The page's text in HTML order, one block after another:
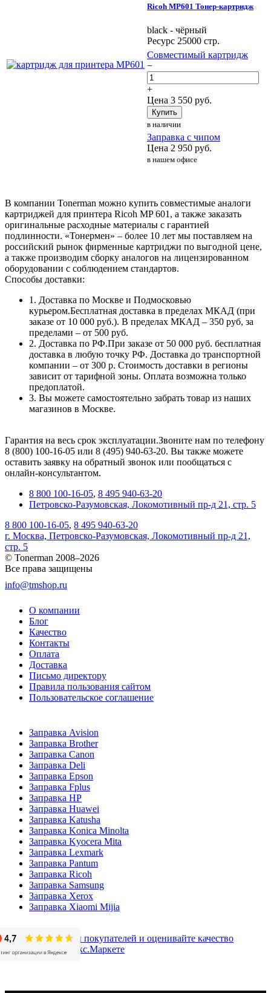
Ricoh MP601 Тонер-картридж
black - чёрный
Ресурс 25000 стр.
Совместимый картридж
−
+
Цена 3 550 руб.
Купить
в наличии
Заправка с чипом
Цена 2 950 руб.
в нашем офисе
В компании Tonerman можно купить совместимые аналоги
картриджей для принтера Ricoh MP 601, а также заказать
оригинальные расходные материалы с гарантией
подлинности. «Тонермен» – более 10 лет мы поставляем на
российский рынок фирменные картриджи по выгодной цене,
а также производим сборку аналогов на лицензированном
оборудовании с соблюдением стандартов.
Способы доставки:
1. Доставка по Москве и Подмосковью
курьером.Бесплатная доставка в пределах МКАД (при
заказе от 10 000 руб.). В пределах МКАД – 350 руб, за
пределами – от 500 руб.
2. Доставка по РФ.При заказе от 50 000 руб. бесплатная
доставка в любую точку РФ. Доставка до транспортной
компании – от 300 р. Стоимость доставки в регионы
зависит от тарифной зоны. Оплата возможна только
предоплатой.
3. Вы можете самостоятельно забрать товар из наших
магазинов в Москве.
Гарантия на весь срок эксплуатации.Звоните нам по телефону
8 (800) 100-16-05 или 8 (495) 940-63-20. Вы также можете
оставить заявку на обратный звонок или пообщаться с
онлайн-консультантом.
8 800 100-16-05, 8 495 940-63-20
Петровско-Разумовская, Локомотивный пр-д 21, стр. 5
8 800 100-16-05, 8 495 940-63-20
г. Москва, Петровско-Разумовская, Локомотивный пр-д 21,
стр. 5
© Tonerman 2008–2026
Все права защищены
info@tmshop.ru
О компании
Блог
Качество
Контакты
Оплата
Доставка
Письмо директору
Правила пользования сайтом
Пользовательское соглашение
Заправка Avision
Заправка Brother
Заправка Canon
Заправка Deli
Заправка Epson
Заправка Fplus
Заправка HP
Заправка Huawei
Заправка Katusha
Заправка Konica Minolta
Заправка Kyocera Mita
Заправка Lexmark
Заправка Pantum
Заправка Ricoh
Заправка Samsung
Заправка Xerox
Заправка Xiaomi Mijia